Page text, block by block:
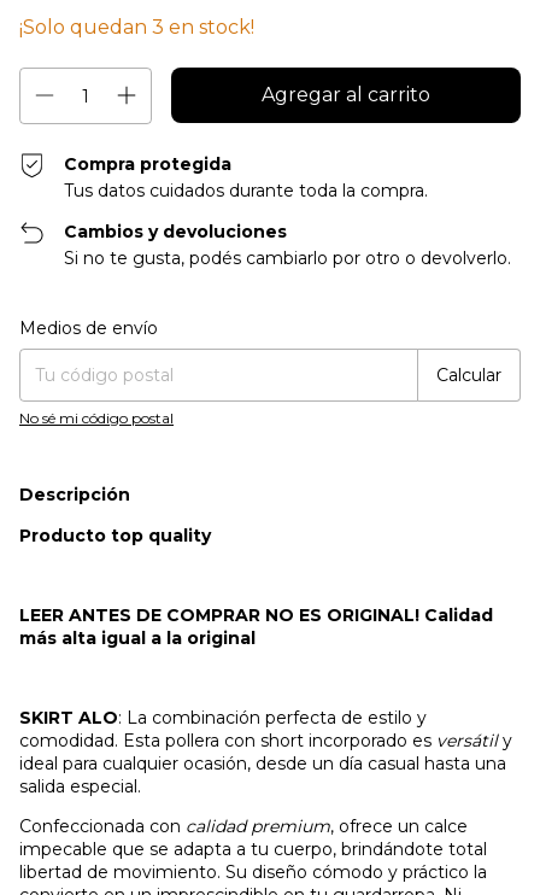
¡Solo quedan 3 en stock!
Compra protegida
Tus datos cuidados durante toda la compra.
Cambios y devoluciones
Si no te gusta, podés cambiarlo por otro o devolverlo.
Entregas para el CP:
Medios de envío
Calcular
No sé mi código postal
Descripción
Producto top quality
LEER ANTES DE COMPRAR NO ES ORIGINAL! Calidad
más alta igual a la original
SKIRT ALO: La combinación perfecta de estilo y
comodidad. Esta pollera con short incorporado es versátily
ideal para cualquier ocasión, desde un día casual hasta una
salida especial.
Confeccionada con calidad premium, ofrece un calce
impecable que se adapta a tu cuerpo, brindándote total
libertad de movimiento. Su diseño cómodo y práctico la